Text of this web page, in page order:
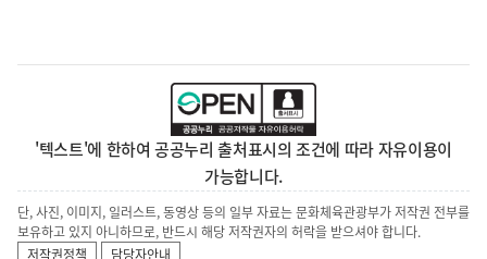
'텍스트'에 한하여 공공누리 출처표시의 조건에 따라 자유이용이
가능합니다.
단, 사진, 이미지, 일러스트, 동영상 등의 일부 자료는 문화체육관광부가 저작권 전부를
보유하고 있지 아니하므로, 반드시 해당 저작권자의 허락을 받으셔야 합니다.
저작권정책
담당자안내